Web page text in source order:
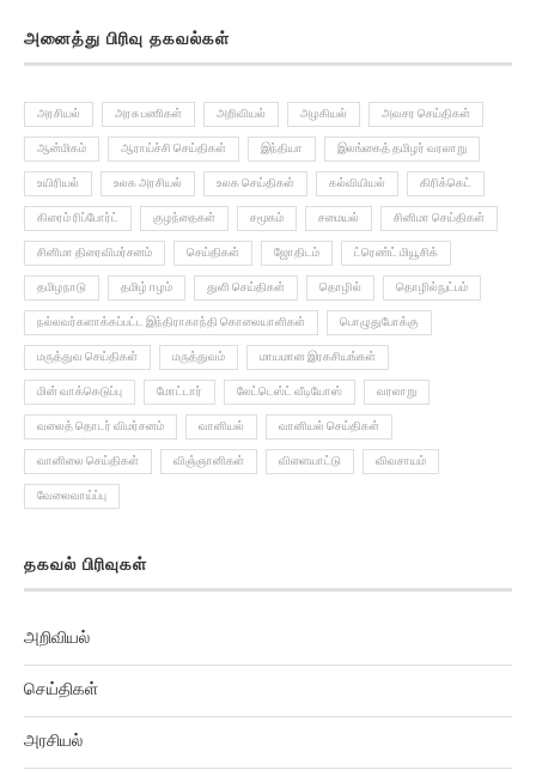
அனைத்து பிரிவு தகவல்கள்
அரசியல் அரசு பணிகள் அறிவியல் அழகியல் அவசர செய்திகள்
ஆன்மிகம் ஆராய்ச்சி செய்திகள் இந்தியா இலங்கைத் தமிழர் வரலாறு
உயிரியல் உலக அரசியல் உலக செய்திகள் கல்வியியல் கிரிக்கெட்
கிரைம் ரிப்போர்ட் குழந்தைகள் சமூகம் சமையல் சினிமா செய்திகள்
சினிமா திரைவிமர்சனம் செய்திகள் ஜோதிடம் ட்ரெண்ட் மியூசிக்
தமிழநாடு தமிழ் ஈழம் துளி செய்திகள் தொழில் தொழில்நுட்பம்
நல்லவர்களாக்கப்பட்ட இந்திராகாந்தி கொலையாளிகள் பொழுதுபோக்கு
மருத்துவ செய்திகள் மருத்துவம் மாயமான இரகசியங்கள்
மின் வாக்கெடுப்பு மோட்டார் லேட்டெஸ்ட் வீடியோஸ் வரலாறு
வலைத் தொடர் விமர்சனம் வானியல் வானியல் செய்திகள்
வானிலை செய்திகள் விஞ்ஞானிகள் விளையாட்டு விவசாயம்
வேலைவாய்ப்பு
தகவல் பிரிவுகள்
அறிவியல்
செய்திகள்
அரசியல்